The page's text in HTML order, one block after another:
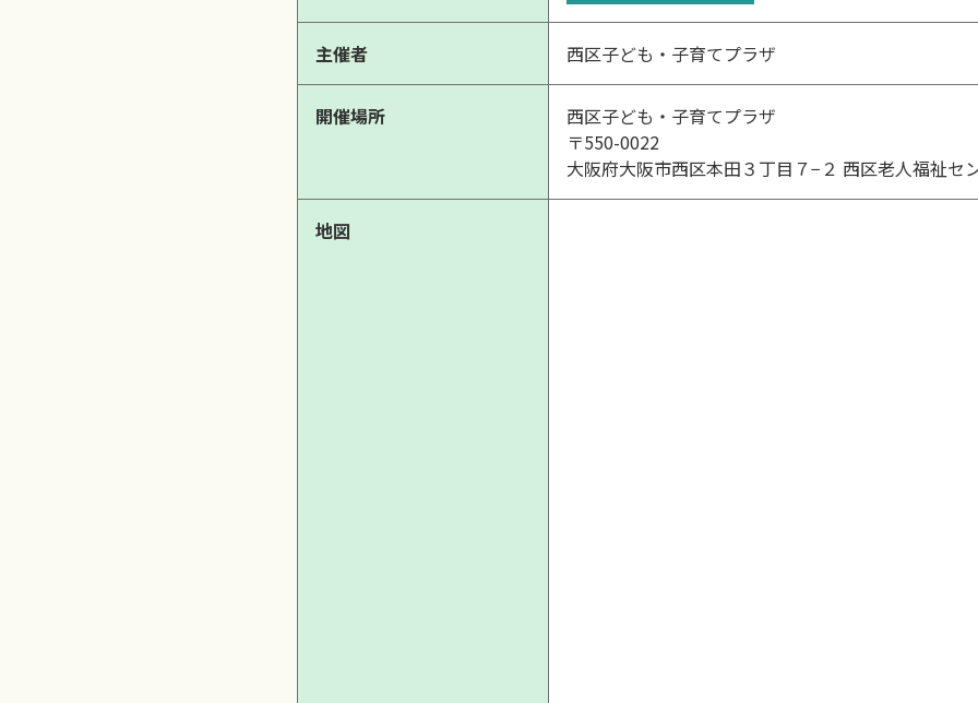
主催者 西区子ども・子育てプラザ
開催場所
西区子ども・子育てプラザ
〒550-0022
大阪府大阪市西区本田３丁目７−２ 西区老人福祉セ
地図